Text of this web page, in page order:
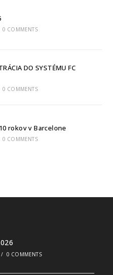
0 COMMENTS
DO SYSTÉMU FC
0 COMMENTS
rokov v Barcelone
0 COMMENTS
/ 0 COMMENTS